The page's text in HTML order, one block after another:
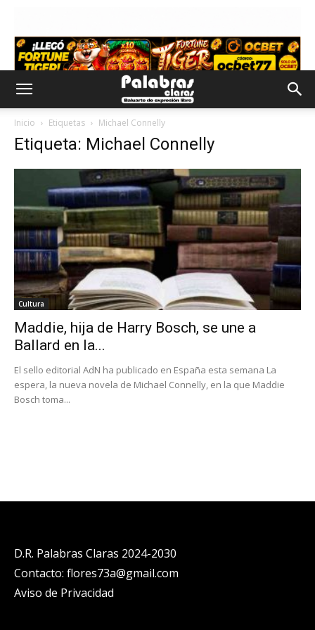
Inicio Etiquetas Michael Connelly
Etiqueta: Michael Connelly
Cultura
Maddie, hija de Harry Bosch, se une a
Ballard en la...
El sello editorial AdN ha publicado en España esta semana La
espera, la nueva novela de Michael Connelly, en la que Maddie
Bosch toma...
D.R. Palabras Claras 2024-2030
Contacto: flores73a@gmail.com
Aviso de Privacidad